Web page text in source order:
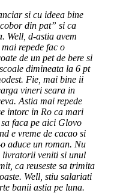
si cu ideea bine
din pat” si ca
Well, d-astia avem
repede fac o
de un pet de bere si
dimineata la 6 pt
Fie, mai bine ii
vineri seara in
Astia mai repede
intorc in Ro ca mari
faca pe aici Glovo
e vreme de cacao si
aduce un roman. Nu
livratorii veniti si unul
ca reuseste sa trimita
Well, stiu salariati
banii astia pe luna.